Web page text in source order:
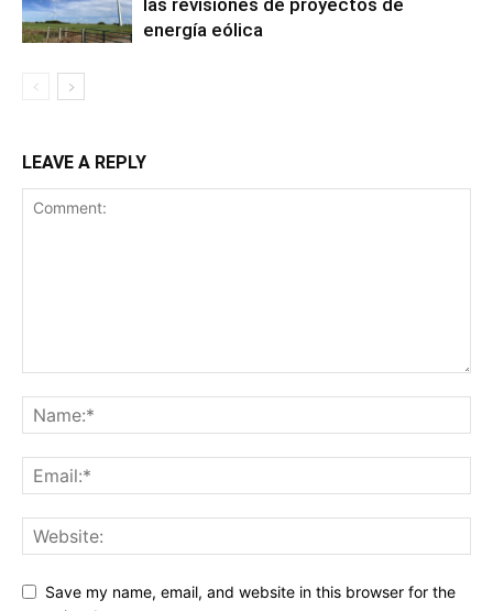
las revisiones de proyectos de
energía eólica
LEAVE A REPLY
Save my name, email, and website in this browser for the